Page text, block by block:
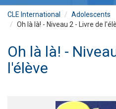
Rechercher
CLE International
Adolescents
Oh là là! - Niveau 2 - Livre de
Oh là là! -
l'élève